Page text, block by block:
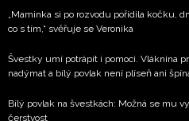
„Maminka si po rozvodu pořídila kočku,
co s tím,“ svěřuje se Veronika
Švestky umí potrápit i pomoci. Vláknina
nadýmat a bílý povlak není plíseň ani
Bílý povlak na švestkách: Možná se mu
čerstvost